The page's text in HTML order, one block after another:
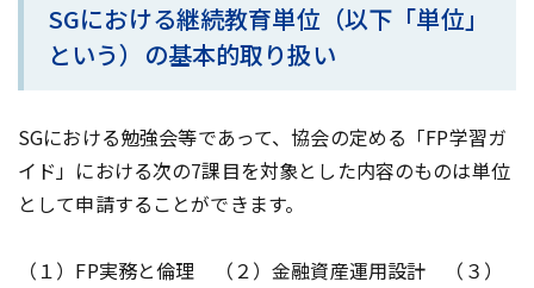
SGにおける継続教育単位（以下「単位」
という）の基本的取り扱い
SGにおける勉強会等であって、協会の定める「FP学習ガ
イド」における次の7課目を対象とした内容のものは単位
として申請することができます。
（１）FP実務と倫理 （２）金融資産運用設計 （３）